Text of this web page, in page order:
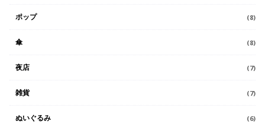
ポップ (8)
傘 (8)
夜店 (7)
雑貨 (7)
ぬいぐるみ (6)